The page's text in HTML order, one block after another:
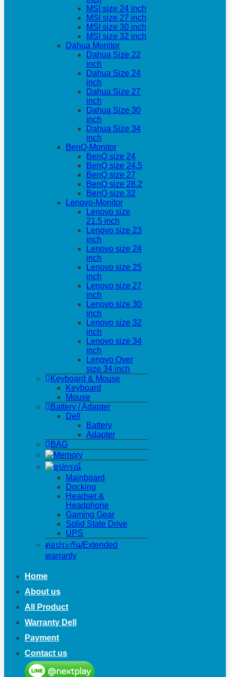
MSI size 24 inch
MSI size 27 inch
MSI size 30 inch
MSI size 32 inch
Dahua Monitor
Dahua Size 22
inch
Dahua Size 24
inch
Dahua Size 27
inch
Dahua Size 30
inch
Dahua Size 34
inch
BenQ-Monitor
BenQ size 24
BenQ size 24.5
BenQ size 27
BenQ size 28.2
BenQ size 32
Lenovo-Monitor
Lenovo size
21.5 inch
Lenovo size 23
inch
Lenovo size 24
inch
Lenovo size 25
inch
Lenovo size 27
inch
Lenovo size 30
inch
Lenovo size 32
inch
Lenovo size 34
inch
Lenovo Over
size 34 inch
Keyboard & Mouse
Keyboard
Mouse
Battery / Adapter
Dell
Battery
Adapter
BAG
Memory
อุปกรณ์
Mainboard
Docking
Headset &
Headphone
Gaming Gear
Solid State Drive
UPS
ต่อประกัน/Extended
warranty
Home
About us
All Product
Warranty Dell
Payment
Contact us